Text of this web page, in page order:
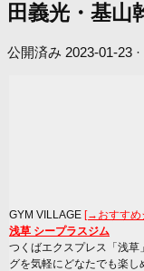
田義光・基山
公開済み 2023-01-23
GYM VILLAGE [→おすすめ
浅草 シープラスジム
つくばエクスプレス「浅
グを気軽にどなたでも楽し